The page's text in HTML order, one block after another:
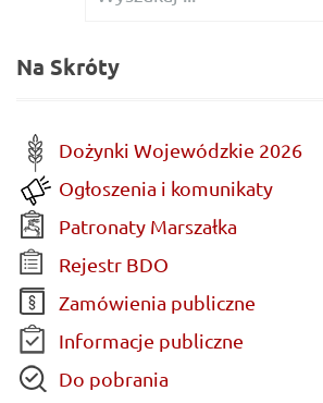
Na Skróty
Dożynki Wojewódzkie 2026
Ogłoszenia i komunikaty
Patronaty Marszałka
Rejestr BDO
Zamówienia publiczne
Informacje publiczne
Do pobrania